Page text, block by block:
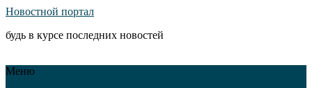
Новостной портал
будь в курсе последних новостей
Меню